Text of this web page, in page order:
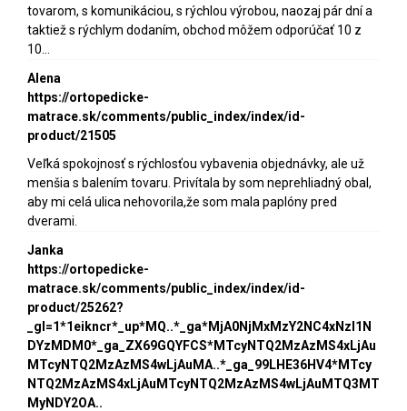
tovarom, s komunikáciou, s rýchlou výrobou, naozaj pár dní a
taktiež s rýchlym dodaním, obchod môžem odporúčať 10 z
10...
Alena
https://ortopedicke-
matrace.sk/comments/public_index/index/id-
product/21505
Veľká spokojnosť s rýchlosťou vybavenia objednávky, ale už
menšia s balením tovaru. Privítala by som neprehliadný obal,
aby mi celá ulica nehovorila,že som mala paplóny pred
dverami.
Janka
https://ortopedicke-
matrace.sk/comments/public_index/index/id-
product/25262?
_gl=1*1eikncr*_up*MQ..*_ga*MjA0NjMxMzY2NC4xNzI1N
DYzMDM0*_ga_ZX69GQYFCS*MTcyNTQ2MzAzMS4xLjAu
MTcyNTQ2MzAzMS4wLjAuMA..*_ga_99LHE36HV4*MTcy
NTQ2MzAzMS4xLjAuMTcyNTQ2MzAzMS4wLjAuMTQ3MT
MyNDY2OA..